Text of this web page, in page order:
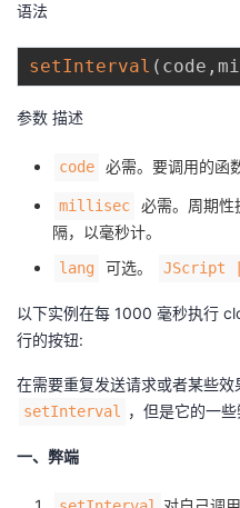
证
实
验
的
收
藏
持
建
议
语法
setInterval ( code ,
参数 描述
code 必需。要调用的函
millisec 必需。周期性
隔，以毫秒计。
lang 可选。 JScript
以下实例在每 1000 毫秒执行
行的按钮:
在需要重复发送请求或者某些
setInterval ，但是它的一
一、弊端